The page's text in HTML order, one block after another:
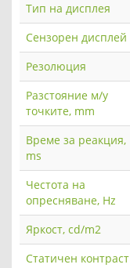
Тип на дисплея
Сензорен дисплей
Резолюция
Разстояние м/у
точките, mm
Време за реакция,
ms
Честота на
опресняване, Hz
Яркост, cd/m2
Статичен контраст